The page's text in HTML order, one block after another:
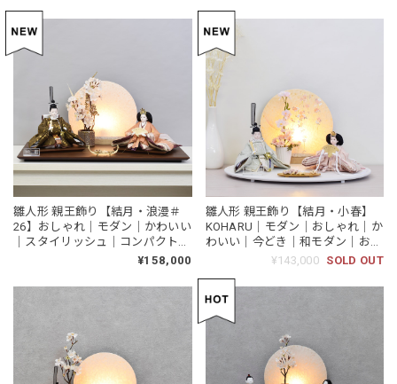
雛人形 親王飾り【結月・浪漫＃
26】おしゃれ｜モダン｜かわいい
｜スタイリッシュ｜コンパクト｜
今どき｜和モダン｜ひな人形｜お
¥158,000
雛人形 親王飾り【結月・小春】
KOHARU｜モダン｜おしゃれ｜か
わいい｜今どき｜和モダン｜おす
すめ｜スタイリッシュ
¥143,000 SOLD OUT